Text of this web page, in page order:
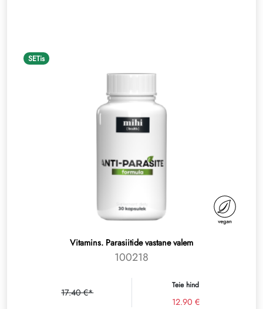
SETis
Vitamins. Parasiitide vastane valem
100218
17.40 €*
Teie hind
12.90 €